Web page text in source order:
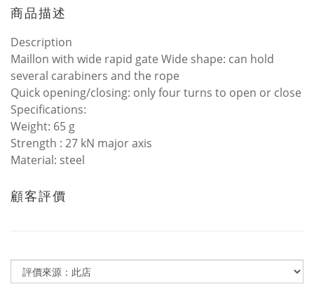
商品描述
Description
Maillon with wide rapid gate Wide shape: can hold
several carabiners and the rope
Quick opening/closing: only four turns to open or close
Specifications:
Weight: 65 g
Strength : 27 kN major axis
Material: steel
顧客評價